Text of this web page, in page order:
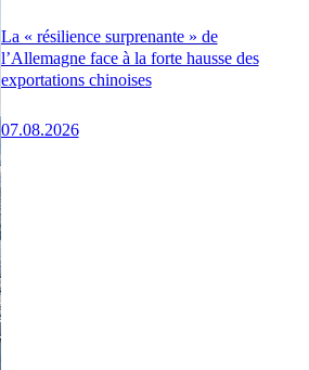
La « résilience surprenante » de
l’Allemagne face à la forte hausse des
exportations chinoises
07.08.2026